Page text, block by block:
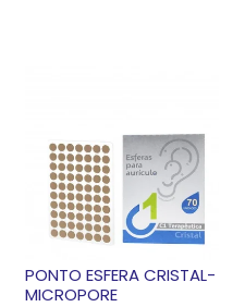
PONTO ESFERA CRISTAL-
MICROPORE